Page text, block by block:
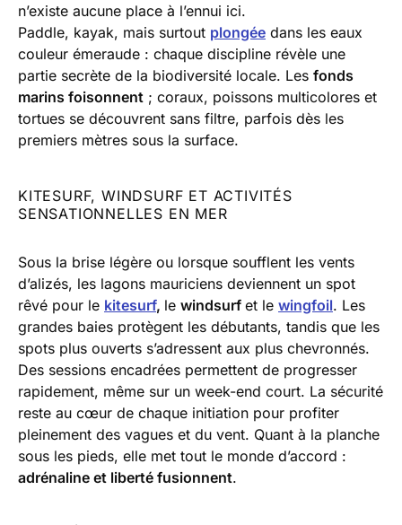
n’existe aucune place à l’ennui ici.
Paddle, kayak, mais surtout plongée dans les eaux
couleur émeraude : chaque discipline révèle une
partie secrète de la biodiversité locale. Les fonds
marins foisonnent ; coraux, poissons multicolores et
tortues se découvrent sans filtre, parfois dès les
premiers mètres sous la surface.
KITESURF, WINDSURF ET ACTIVITÉS
SENSATIONNELLES EN MER
Sous la brise légère ou lorsque soufflent les vents
d’alizés, les lagons mauriciens deviennent un spot
rêvé pour le kitesurf, le windsurf et le wingfoil. Les
grandes baies protègent les débutants, tandis que les
spots plus ouverts s’adressent aux plus chevronnés.
Des sessions encadrées permettent de progresser
rapidement, même sur un week-end court. La sécurité
reste au cœur de chaque initiation pour profiter
pleinement des vagues et du vent. Quant à la planche
sous les pieds, elle met tout le monde d’accord :
adrénaline et liberté fusionnent.